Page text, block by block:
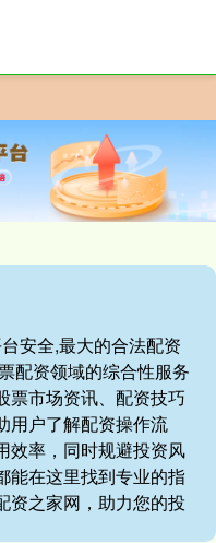
安全,最大的合法配资
配资领域的综合性服务
票市场资讯、配资技巧
用户了解配资操作流
效率，同时规避投资风
能在这里找到专业的指
资之家网，助力您的投